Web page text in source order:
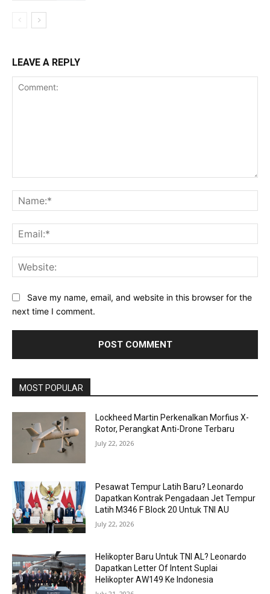
LEAVE A REPLY
Save my name, email, and website in this browser for the
next time I comment.
MOST POPULAR
Lockheed Martin Perkenalkan Morfius X-
Rotor, Perangkat Anti-Drone Terbaru
July 22, 2026
Pesawat Tempur Latih Baru? Leonardo
Dapatkan Kontrak Pengadaan Jet Tempur
Latih M346 F Block 20 Untuk TNI AU
July 22, 2026
Helikopter Baru Untuk TNI AL? Leonardo
Dapatkan Letter Of Intent Suplai
Helikopter AW149 Ke Indonesia